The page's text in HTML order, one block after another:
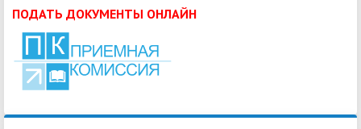
ПОДАТЬ ДОКУМЕНТЫ ОНЛАЙН